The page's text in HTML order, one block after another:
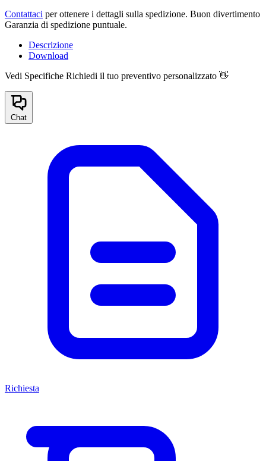
Contattaci per ottenere i dettagli sulla spedizione. Buon divertimento
Garanzia di spedizione puntuale.
Descrizione
Download
Vedi Specifiche Richiedi il tuo preventivo personalizzato 👋
Chat
Richiesta